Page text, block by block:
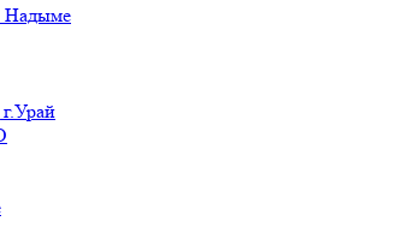
Надыме